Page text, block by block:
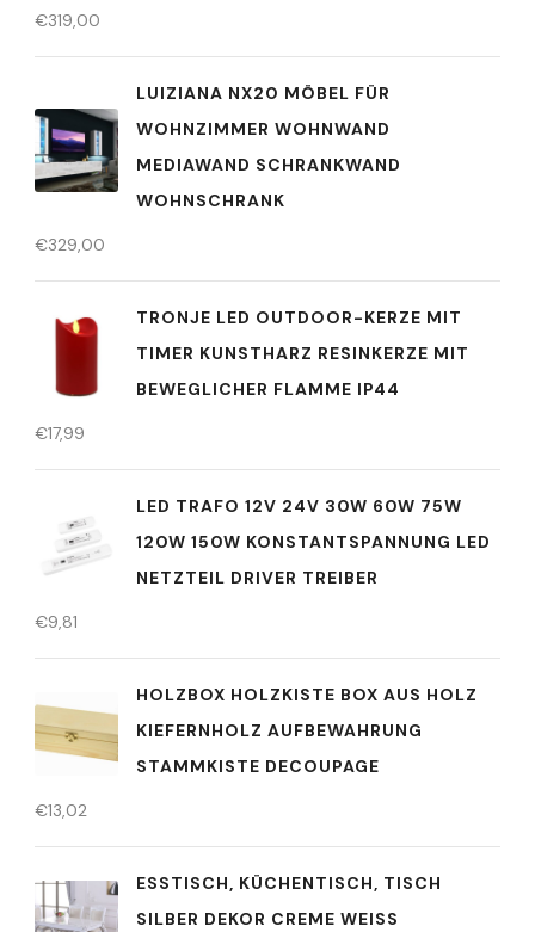
€319,00
LUIZIANA NX20 MÖBEL FÜR
WOHNZIMMER WOHNWAND
MEDIAWAND SCHRANKWAND
WOHNSCHRANK
€329,00
TRONJE LED OUTDOOR-KERZE MIT
TIMER KUNSTHARZ RESINKERZE MIT
BEWEGLICHER FLAMME IP44
€17,99
LED TRAFO 12V 24V 30W 60W 75W
120W 150W KONSTANTSPANNUNG LED
NETZTEIL DRIVER TREIBER
€9,81
HOLZBOX HOLZKISTE BOX AUS HOLZ
KIEFERNHOLZ AUFBEWAHRUNG
STAMMKISTE DECOUPAGE
€13,02
ESSTISCH, KÜCHENTISCH, TISCH
SILBER DEKOR CREME WEISS H